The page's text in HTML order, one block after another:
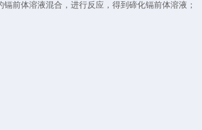
镉前体溶液混合，进行反应，得到碲化镉前体溶液；